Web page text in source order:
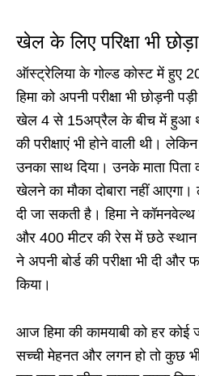
खेल के लिए परिक्षा भी छोड़ा
ऑस्ट्रेलिया के गोल्ड कोस्ट में हुए
हिमा को अपनी परीक्षा भी छोड़नी
खेल 4 से 15अप्रैल के बीच में हुआ था।
की परीक्षाएं भी होने वाली थी।
उनका साथ दिया। उनके माता
खेलने का मौका दोबारा नहीं आएगा।
दी जा सकती है। हिमा ने कॉमनवेल्थ
और 400 मीटर की रेस में छठे स्थान
ने अपनी बोर्ड की परीक्षा भी दी और
किया।
आज हिमा की कामयाबी को हर
सच्ची मेहनत और लगन हो तो कुछ